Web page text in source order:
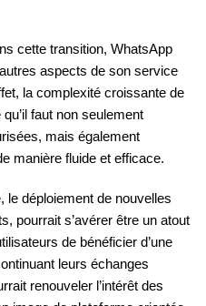
cette transition, WhatsApp
aspects de son service
la complexité croissante de
qu’il faut non seulement
mais également
manière fluide et efficace.
le déploiement de nouvelles
pourrait s’avérer être un atout
de bénéficier d’une
leurs échanges
renouveler l’intérêt des